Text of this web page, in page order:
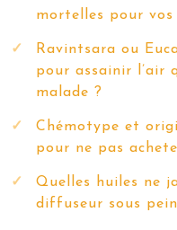
mortelles pour vos
Ravintsara ou
pour assainir l’air
malade ?
Chémotype et
pour ne pas
Quelles huiles ne
diffuseur sous